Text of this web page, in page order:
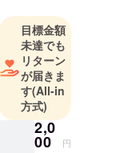
ツの販売を2
年半経験。
現在は大田
市場にて、
フルーツの
サブスクリ
プション
サービスで
目標金額
未達でも
リターン
が届きま
す(All-in
方式)
2,0
00 円